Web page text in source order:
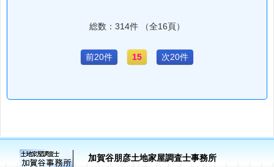
総数：314件 （全16頁）
前20件 15 次20件
加賀谷朋彦土地家屋調査士事務所